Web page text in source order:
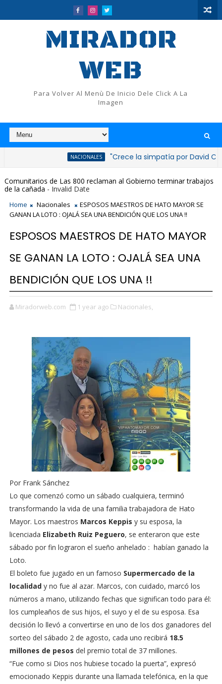
MIRADOR
WEB
Para Volver Al Menù De Inicio Dele Click A La
Imagen
"Crece la simpatía por David Collado
Comunitarios de Las 800 reclaman al Gobierno terminar trabajos
de la cañada - Invalid Date
Home Nacionales
ESPOSOS MAESTROS DE HATO MAYOR SE
GANAN LA LOTO : OJALÁ SEA UNA BENDICIÓN QUE LOS UNA !!
ESPOSOS MAESTROS DE HATO MAYOR
SE GANAN LA LOTO : OJALÁ SEA UNA
BENDICIÓN QUE LOS UNA !!
Miradorweb.com 1 year ago Nacionales,
Por Frank Sánchez
Lo que comenzó como un sábado cualquiera, terminó
transformando la vida de una familia trabajadora de Hato
Mayor. Los maestros Marcos Keppis y su esposa, la
licenciada Elizabeth Ruiz Peguero, se enteraron que este
sábado por fin lograron el sueño anhelado : habían ganado la
Loto.
El boleto fue jugado en un famoso Supermercado de la
localidad y no fue al azar. Marcos, con cuidado, marcó los
números a mano, utilizando fechas que significan todo para él:
los cumpleaños de sus hijos, el suyo y el de su esposa. Esa
decisión lo llevó a convertirse en uno de los dos ganadores del
sorteo del sábado 2 de agosto, cada uno recibirá 18.5
millones de pesos del premio total de 37 millones.
“Fue como si Dios nos hubiese tocado la puerta”, expresó
emocionado Keppis durante una llamada telefónica, en la que